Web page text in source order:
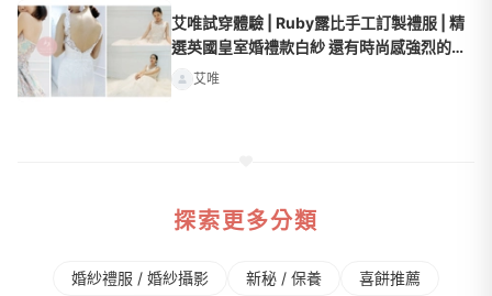
艾唯試穿體驗 | Ruby露比手工訂製禮服 | 精
選英國皇室婚禮款白紗 還有時尚感強烈的禮
服！艾唯
探索更多分類
婚紗禮服 / 婚紗攝影 新秘 / 保養
喜餅推薦